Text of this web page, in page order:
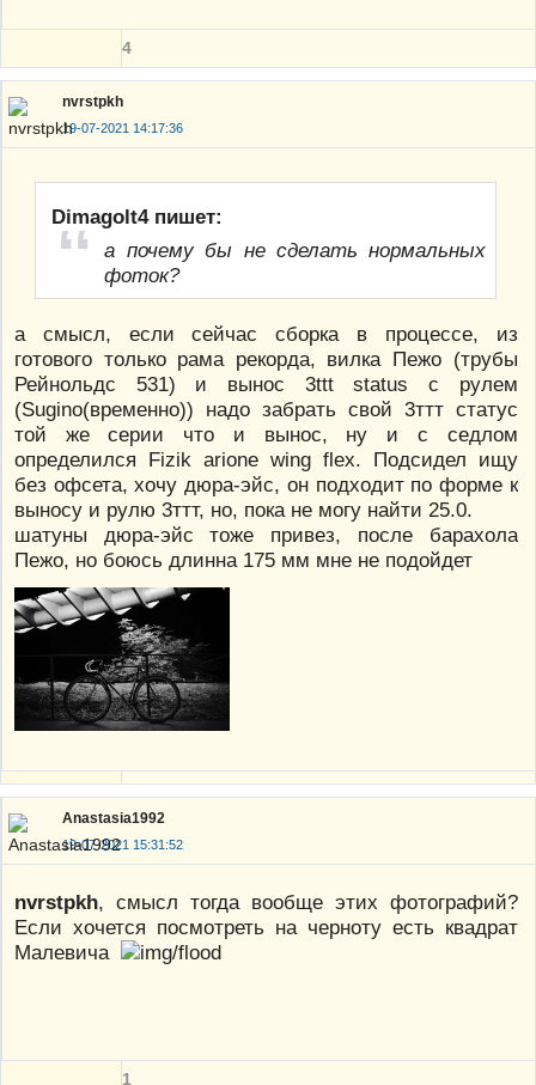
4
nvrstpkh
19-07-2021 14:17:36
Dimagolt4 пишет:
а почему бы не сделать нормальных
фоток?
а смысл, если сейчас сборка в процессе, из
готового только рама рекорда, вилка Пежо (трубы
Рейнольдс 531) и вынос 3ttt status с рулем
(Sugino(временно)) надо забрать свой 3ттт статус
той же серии что и вынос, ну и с седлом
определился Fizik arione wing flex. Подсидел ищу
без офсета, хочу дюра-эйс, он подходит по форме к
выносу и рулю 3ттт, но, пока не могу найти 25.0.
шатуны дюра-эйс тоже привез, после барахола
Пежо, но боюсь длинна 175 мм мне не подойдет
Anastasia1992
19-07-2021 15:31:52
nvrstpkh, смысл тогда вообще этих фотографий?
Если хочется посмотреть на черноту есть квадрат
Малевича
1